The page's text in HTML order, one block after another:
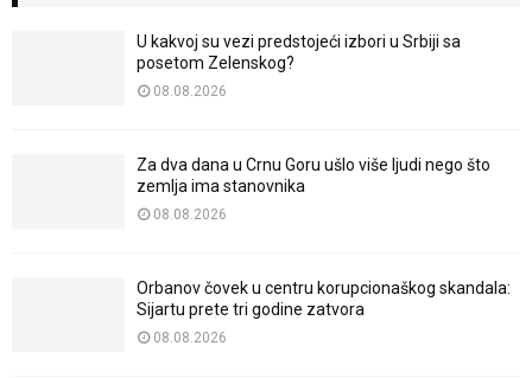
U kakvoj su vezi predstojeći izbori u Srbiji sa
posetom Zelenskog?
08.08.2026
Za dva dana u Crnu Goru ušlo više ljudi nego što
zemlja ima stanovnika
08.08.2026
Orbanov čovek u centru korupcionaškog skandala:
Sijartu prete tri godine zatvora
08.08.2026